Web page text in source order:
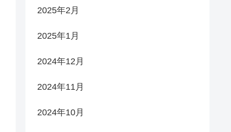
2025年2月
2025年1月
2024年12月
2024年11月
2024年10月